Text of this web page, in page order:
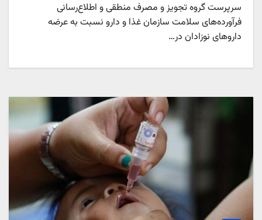
سرپرست گروه تجویز و مصرف منطقی و اطلاع‌رسانی
فرآورده‌های سلامت سازمان غذا و دارو نسبت به عرضه
داروهای نوزادان در…